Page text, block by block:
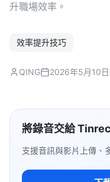
升職場效率。
效率提升技巧
QING 2026年5月10日
將錄音交給
支援音訊與影片上傳、